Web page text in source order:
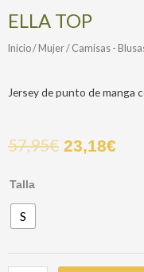
ELLA TOP
Inicio/ Mujer/ Camisas -
Jersey de punto de manga
57,95€ 23,18€
Talla
S
ELLA
cantidad